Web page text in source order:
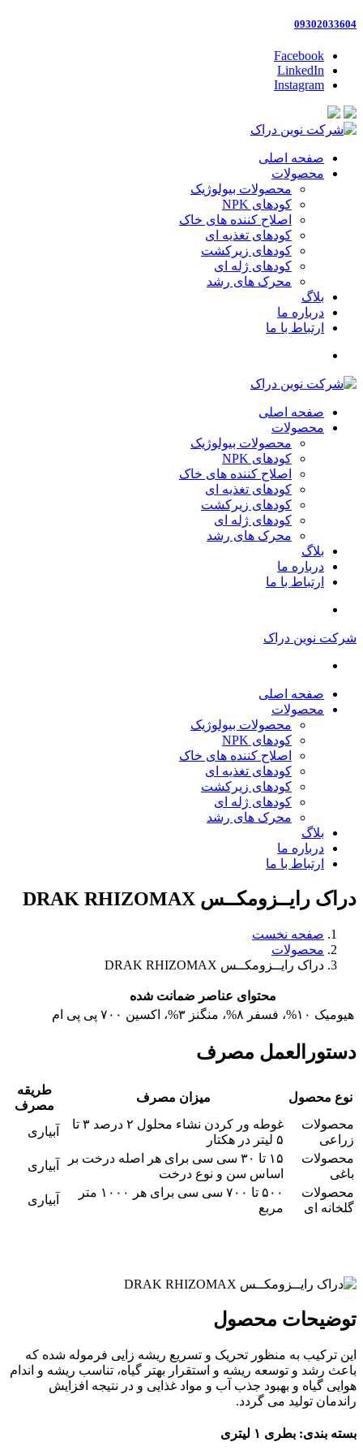
09302033604
Facebook
LinkedIn
Instagram
صفحه اصلی
محصولات
محصولات بیولوژیک
کودهای NPK
اصلاح کننده های خاک
کودهای تغذیه ای
کودهای زیرکشت
کودهای ژله ای
محرک های رشد
بلاگ
درباره ما
ارتباط با ما
صفحه اصلی
محصولات
محصولات بیولوژیک
کودهای NPK
اصلاح کننده های خاک
کودهای تغذیه ای
کودهای زیرکشت
کودهای ژله ای
محرک های رشد
بلاگ
درباره ما
ارتباط با ما
شرکت نوین دراک
صفحه اصلی
محصولات
محصولات بیولوژیک
کودهای NPK
اصلاح کننده های خاک
کودهای تغذیه ای
کودهای زیرکشت
کودهای ژله ای
محرک های رشد
بلاگ
درباره ما
ارتباط با ما
دراک رایــزومکــس DRAK RHIZOMAX
صفحه نخست
محصولات
دراک رایــزومکــس DRAK RHIZOMAX
محتوای عناصر ضمانت شده
هیومیک ۱۰%، فسفر ۸%، منگنز ۳%، اکسین ۷۰۰ پی پی ام
دستورالعمل مصرف
نوع محصول میزان مصرف
طریقه
مصرف
محصولات
زراعى
غوطه ور کردن نشاء محلول ۲ درصد ۳ تا
۵ لیتر در هکتار
آبیارى
محصولات
باغی
۱۵ تا ۳۰ سى سى براى هر اصله درخت بر
اساس سن و نوع درخت
آبیارى
محصولات
گلخانه اى
۵۰۰ تا ۷۰۰ سى سى براى هر ۱۰۰۰ متر
مربع
آبیاری
توضیحات محصول
این ترکیب به منظور تحریک و تسریع ریشه زایى فرموله شده که
باعث رشد و توسعه ریشه و استقرار بهتر گیاه، تناسب ریشه و اندام
هوایى گیاه و بهبود جذب آب و مواد غذایى و در نتیجه افزایش
راندمان تولید مى گردد.
بسته بندی: بطری ۱ لیتری